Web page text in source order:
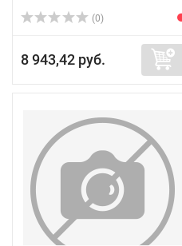
(0)
8 943,42 руб.